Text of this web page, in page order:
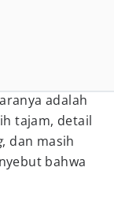
adalah
tajam, detail
, dan masih
bahwa